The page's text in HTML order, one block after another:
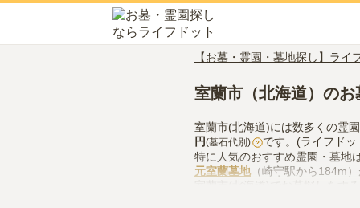
【お墓・霊園・墓地探し】ライ
室蘭市（北海道）のお
室蘭市(北海道)には数多くの霊
円(墓石代別) ? です。(ライフドッ
特に人気のおすすめ霊園・墓地は
元室蘭墓地 （崎守駅から184m
室蘭市(北海道)でお墓探しをす
供花やお線香の入手方法など